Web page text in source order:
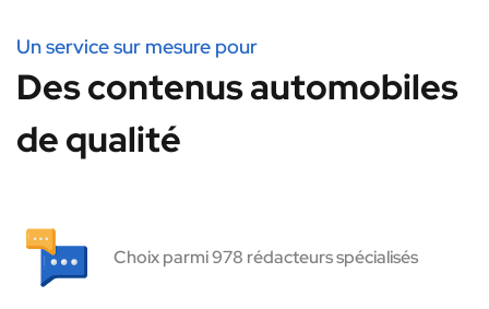
Un service sur mesure pour
Des contenus automobiles
de qualité
Choix parmi 978 rédacteurs spécialisés